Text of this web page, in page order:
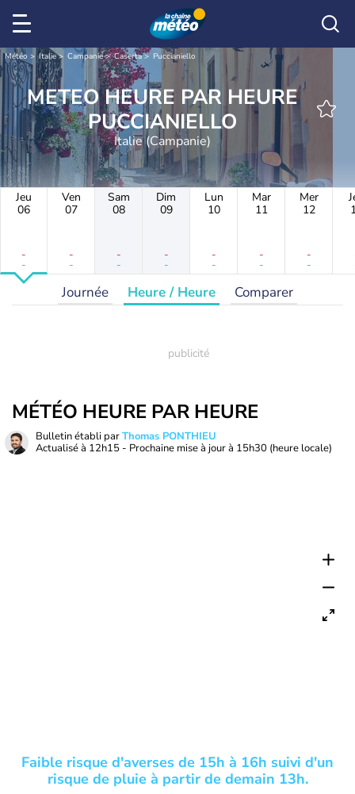
Météo Italie Campanie Caserta Puccianiello
METEO HEURE PAR HEURE
PUCCIANIELLO
Italie (Campanie)
Jeu
06
-
-
Ven
07
-
-
Sam
08
-
-
Dim
09
-
-
Lun
10
-
-
Mar
11
-
-
Mer
12
-
-
Journée Heure / Heure Comparer
MÉTÉO HEURE PAR HEURE
Bulletin établi parThomas PONTHIEU
Actualisé à 12h15 - Prochaine mise à jour à 15h30 (heure locale)
Faible risque d'averses de 15h à 16h suivi d'un
risque de pluie à partir de demain 13h.